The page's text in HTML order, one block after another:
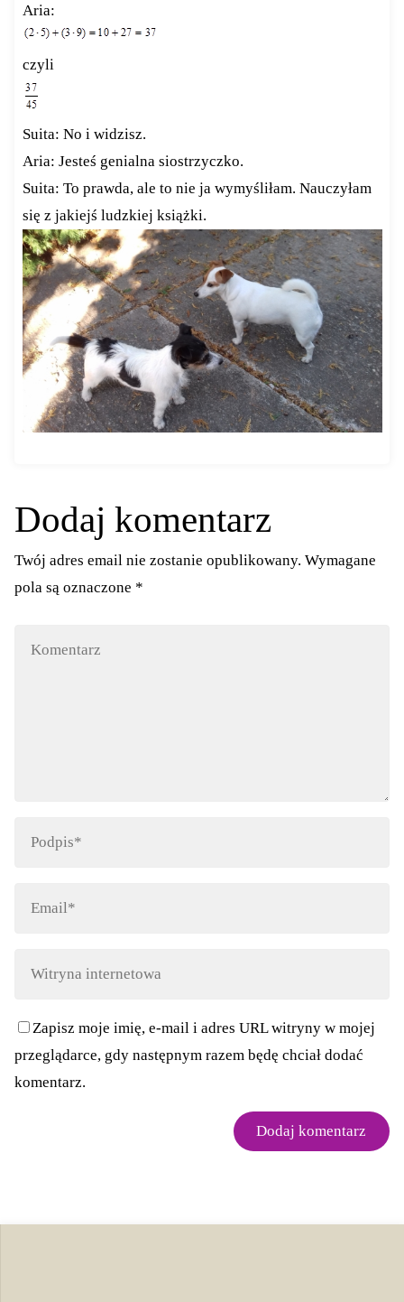
Aria:
czyli
Suita: No i widzisz.
Aria: Jesteś genialna siostrzyczko.
Suita: To prawda, ale to nie ja wymyśliłam. Nauczyłam
się z jakiejś ludzkiej książki.
Dodaj komentarz
Twój adres email nie zostanie opublikowany. Wymagane
pola są oznaczone *
Zapisz moje imię, e-mail i adres URL witryny w mojej
przeglądarce, gdy następnym razem będę chciał dodać
komentarz.